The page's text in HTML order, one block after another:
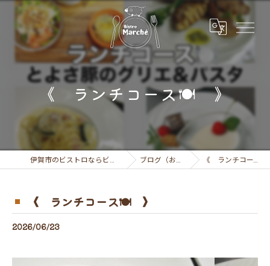
《 ランチコース🍽️ 》
伊賀市のビストロならビストロ マルシェ ブログ（お知らせ） 《 ランチコース🍽️ 》
《 ランチコース🍽️ 》
2026/06/23